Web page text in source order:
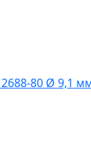
80 Ø 9,1